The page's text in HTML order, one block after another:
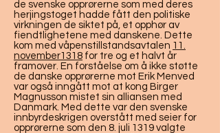
de svenske opprørerne som med deres
herjingstoget hadde fått den politiske
virkningen de siktet på, et opphør av
fiendtlighetene med danskene. Dette
kom med våpenstillstandsavtalen 11.
november1318 for tre og et halvt år
framover. En forståelse om å ikke støtte
de danske opprørerne mot Erik Menved
var også inngått mot at kong Birger
Magnusson mistet sin alliansen med
Danmark. Med dette var den svenske
innbyrdeskrigen overstått med seier for
opprørerne som den 8. juli 1319 valgte